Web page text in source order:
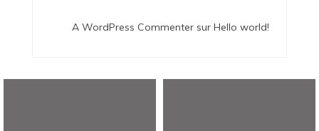
A WordPress Commentersur Hello world!